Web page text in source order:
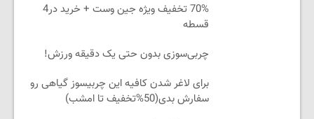
70% تخفیف ویژه جین وست + خرید در4
قسطه
چربی‌سوزی بدون حتی یک دقیقه ورزش!
برای لاغر شدن کافیه این چربیسوز گیاهی رو
سفارش بدی(50%تخفیف تا امشب)